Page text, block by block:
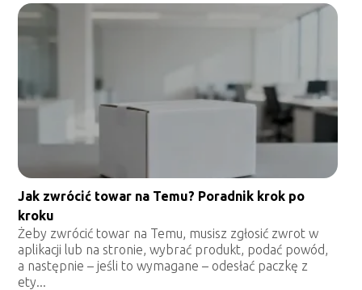
Jak zwrócić towar na Temu? Poradnik krok po
kroku
Żeby zwrócić towar na Temu, musisz zgłosić zwrot w
aplikacji lub na stronie, wybrać produkt, podać powód,
a następnie – jeśli to wymagane – odesłać paczkę z
ety...